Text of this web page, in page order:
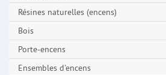
Résines naturelles (encens)
Bois
Porte-encens
Ensembles d'encens